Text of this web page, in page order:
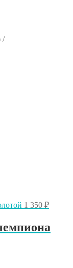
/
1 350 ₽